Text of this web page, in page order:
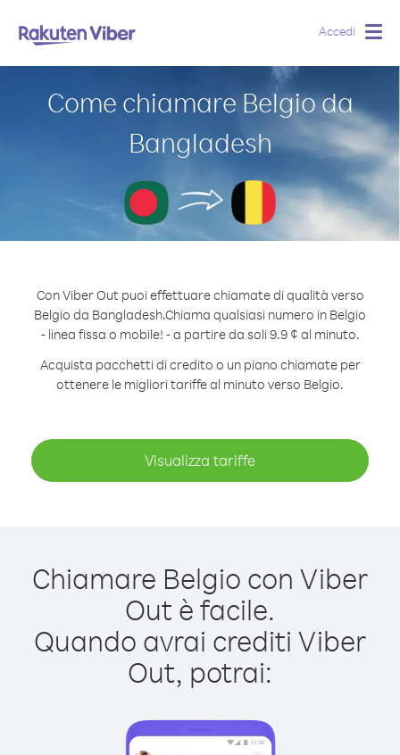
Accedi
Come chiamare Belgio da
Bangladesh
Con Viber Out puoi effettuare chiamate di qualità verso
Belgio da Bangladesh.Chiama qualsiasi numero in Belgio
- linea fissa o mobile! - a partire da soli 9.9 ¢ al minuto.
Acquista pacchetti di credito o un piano chiamate per
ottenere le migliori tariffe al minuto verso Belgio.
Visualizza tariffe
Chiamare Belgio con Viber
Out è facile.
Quando avrai crediti Viber
Out, potrai: